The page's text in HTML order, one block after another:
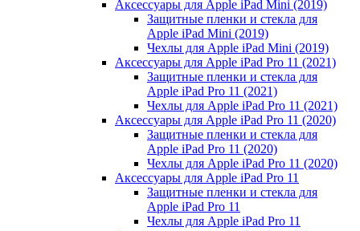
Аксессуары для Apple iPad Mini (2019)
Защитные пленки и стекла для
Apple iPad Mini (2019)
Чехлы для Apple iPad Mini (2019)
Аксессуары для Apple iPad Pro 11 (2021)
Защитные пленки и стекла для
Apple iPad Pro 11 (2021)
Чехлы для Apple iPad Pro 11 (2021)
Аксессуары для Apple iPad Pro 11 (2020)
Защитные пленки и стекла для
Apple iPad Pro 11 (2020)
Чехлы для Apple iPad Pro 11 (2020)
Аксессуары для Apple iPad Pro 11
Защитные пленки и стекла для
Apple iPad Pro 11
Чехлы для Apple iPad Pro 11